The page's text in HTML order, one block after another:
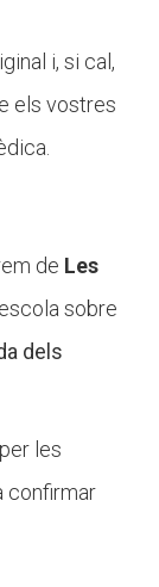
i, si cal,
els vostres
de Les
sobre
dels
per les
confirmar